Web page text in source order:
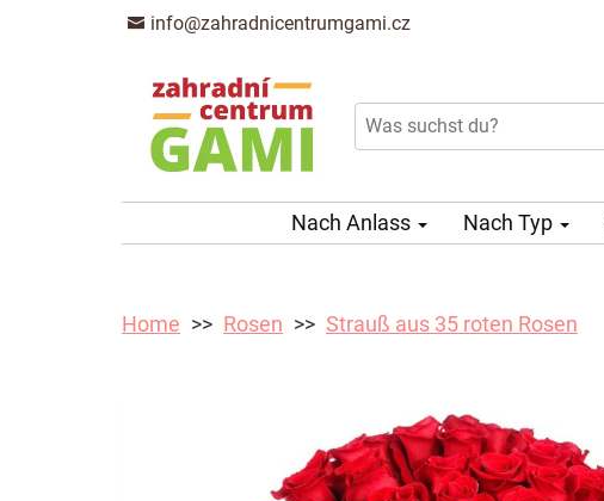
info@zahradnicentrumgami.cz
Nach Anlass Nach Typ
Home Rosen Strauß aus 35 roten Rosen